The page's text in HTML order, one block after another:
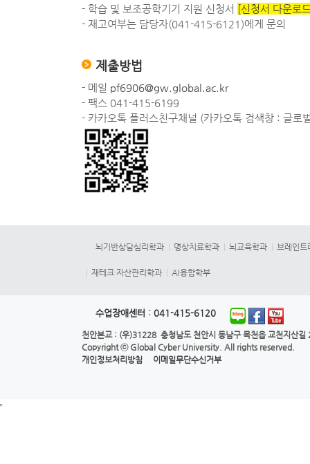
- 학습 및 보조공학기기 지원 신청서 [신청서 다운로
- 재고여부는 담당자(041-415-6121)에게 문의
제출방법
- 메일 pf6906@gw.global.ac.kr
- 팩스 041-415-6199
- 카카오톡 플러스친구채널 (카카오톡 검색창 : 글로
뇌기반상담심리학과 명상치료학과 뇌교육학과 브레인트
재테크·자산관리학과 AI융합학부
수업장애센터 : 041-415-6120
천안본교: (우)31228 충청남도 천안시 동남구 목천읍 교천지산
Copyright ⓒ Global Cyber University. All rights reserved.
개인정보처리방침
이메일무단수신거부